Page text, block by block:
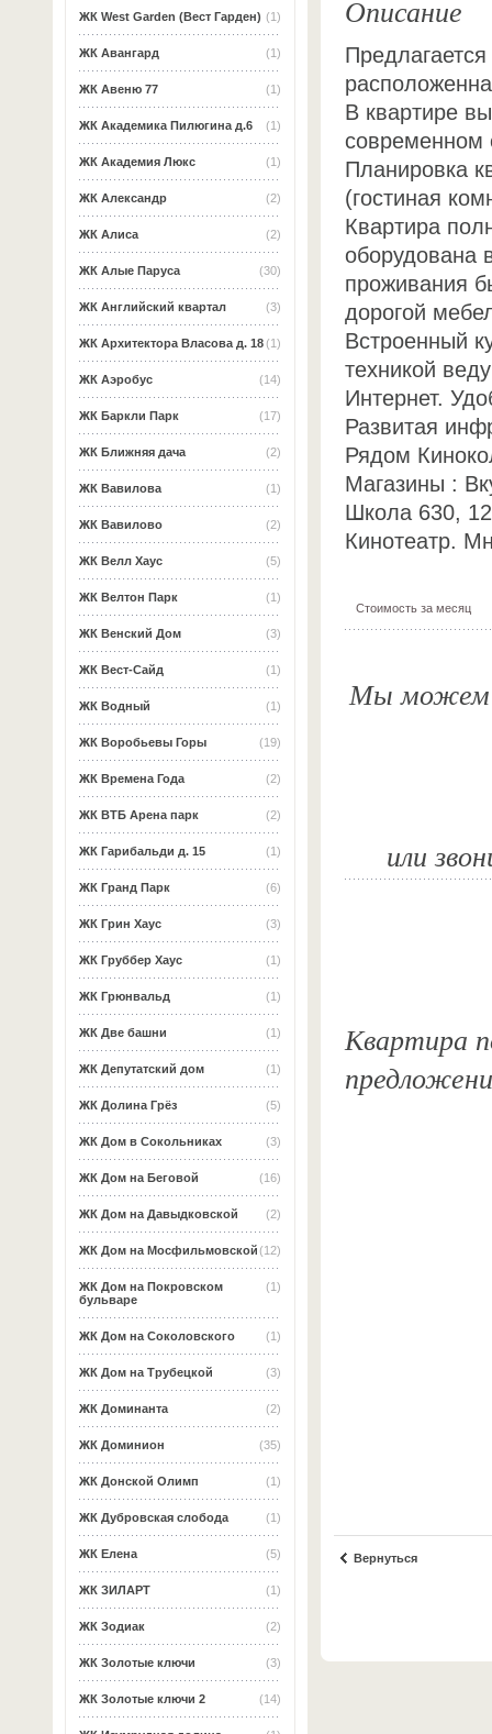
(1)
ЖК West Garden (Вест Гарден)
(1)
ЖК Авангард
(1)
ЖК Авеню 77
(1)
ЖК Академика Пилюгина д.6
(1)
ЖК Академия Люкс
(2)
ЖК Александр
(2)
ЖК Алиса
(30)
ЖК Алые Паруса
(3)
ЖК Английский квартал
(1)
ЖК Архитектора Власова д. 18
(14)
ЖК Аэробус
(17)
ЖК Баркли Парк
(2)
ЖК Ближняя дача
(1)
ЖК Вавилова
(2)
ЖК Вавилово
(5)
ЖК Велл Хаус
(1)
ЖК Велтон Парк
(3)
ЖК Венский Дом
(1)
ЖК Вест-Сайд
(1)
ЖК Водный
(19)
ЖК Воробьевы Горы
(2)
ЖК Времена Года
(2)
ЖК ВТБ Арена парк
(1)
ЖК Гарибальди д. 15
(6)
ЖК Гранд Парк
(3)
ЖК Грин Хаус
(1)
ЖК Груббер Хаус
(1)
ЖК Грюнвальд
(1)
ЖК Две башни
(1)
ЖК Депутатский дом
(5)
ЖК Долина Грёз
(3)
ЖК Дом в Сокольниках
(16)
ЖК Дом на Беговой
(2)
ЖК Дом на Давыдковской
(12)
ЖК Дом на Мосфильмовской
(1)
ЖК Дом на Покровском
бульваре
(1)
ЖК Дом на Соколовского
(3)
ЖК Дом на Трубецкой
(2)
ЖК Доминанта
(35)
ЖК Доминион
(1)
ЖК Донской Олимп
(1)
ЖК Дубровская слобода
(5)
ЖК Елена
(1)
ЖК ЗИЛАРТ
(2)
ЖК Зодиак
(3)
ЖК Золотые ключи
(14)
ЖК Золотые ключи 2
Описание
В квартире
современном
Планировка
(гостиная
Квартира
оборудована
проживания
дорогой
Встроенный
техникой
Интернет.
Развитая
Рядом
Магазины :
Школа 630,
Кинотеатр.
Стоимость за месяц
Мы можем
или
Квартира
Вернуться